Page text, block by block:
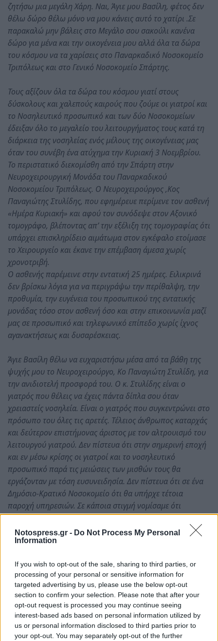
Notospress.gr - Do Not Process My Personal
Information
If you wish to opt-out of the sale, sharing to third parties, or
processing of your personal or sensitive information for
targeted advertising by us, please use the below opt-out
section to confirm your selection. Please note that after your
opt-out request is processed you may continue seeing
interest-based ads based on personal information utilized by
us or personal information disclosed to third parties prior to
your opt-out. You may separately opt-out of the further
ζητήσω μια μεγάλη Χάρη. Ναι, Άγιε μου Βασίλη, φέτος δεν
θέλω δώρο θέλω μόνο να μου κάνεις αυτό το χατίρι .Σε
παρακαλώ μην βάλεις στο Μεγάλο σου σακούλι κανένα
δώρο για μένα και την οικογένεια μου αλλά όλα τα δώρα
του κόσμου να τα χαρίσεις στο Παναρκαδικό Νοσοκομείο
Τριπόλεως και στο Γενικό Νοσοκομείο Σπάρτης.
Τους αξίζουν όλα τα δώρα του κόσμου γιατί στους
δύσκολους και χαλεπούς καιρούς που ζούμε οι γιατροί και
το Νοσηλευτικό προσωπικό και των δύο Νοσοκομείων
έδειξαν όλο το μεγαλείο του λειτουργήματος τους κατά τη
διάρκεια της νοσηλείας ενός μέλους της οικογένειας μας
όταν του συνέβη ένα ατύχημα την Κυριακή 3 Νοεμβρίου.
Το περιστατικό διεκομίσθη από την Σπάρτη στην
Νευροχειρουργική Μονάδα του Παναρκαδικού
Νοσοκομείου Τριπόλεως. Ο Νευροχειρούργος ,Κος
Παναγιώτης Στυλίδης, που εφημέρευε περίμενε τον ασθενή
«Ημέρα Κυριακή» και αφού τον συνόδεψε στον Αξονικό
τομογράφο, βλέποντας απ’ την εξέλιξη της τομογραφίας ότι
υπάρχει επισκληρίδειο αιμάτωμα στον εγκέφαλο ετοίμασε
το Χειρουργείο και έκανε την επέμβαση άμεσα χωρίς
χρονοτριβή.
Ο ασθενής παρέμεινε στην εντατική 25 ημέρες. Ειλικρινά
δεν βρίσκω λόγια για να περιγράψω την περίθαλψη, την
προθυμία, την ευγένεια του προσωπικού της εντατικής
μονάδας τόσο στον ασθενή όσο και στην επικοινωνία μαζί
μας σε προσωπικό και τηλεφωνικό επίπεδο χωρίς ίχνος
αγανακτήσεως και δυσαρέσκειας.
Άγιε Βασίλη θέλω να ευχαριστήσω μέσα από τα βάθη της
ψυχής μου το Νευροχειρούργο, Κο Παναγιώτη Στυλίδη, για
την ανιδιοτελή προσφορά του. Ο κ. Στυλίδης είναι ο
γιατρός που θέλεις να έχεις πάντα δίπλα σου όταν
χρειαστείς νοσηλεία. Είναι ο γιατρός που συγκεντρώνει στο
πρόσωπο του όλες τις αρετές. Τέλειος άνθρωπος καταρχάς
και δεύτερον επιστήμονας άριστος με τον αλτρουισμό του
λειτουργού γιατρού. Δεν πίστευα ότι στην σημερινή εποχή
και εν μέσω κρίσης οι γιατροί και το νοσηλευτικό
προσωπικό παρά τις μειώσεις των μισθών τους θα
εργάζονταν με τόση ευσυνειδησία. Δεν πίστευα ότι σε ένα
Δημόσιο-Κρατικό Νοσοκομείο ότι θα υπήρχε τέτοια
παροχή υπηρεσιών. Σε κάποια στιγμή νομίσαμε ότι
βρισκόμαστε σε ιδιωτική Κλινική.
Και όταν το περιστατικό επέστρεψε στην Σπάρτη, η
έδειξε το ίδιο μεγαλείο προσφοράς. Μείναμε 8 μέρες στην
Χειρουργική Κλινική όπου και κατέληξε ο ασθενής. Όμως
θέλω να εκφράσω τις εγκάρδιες ευχαριστίες μας στον Δ/ντη
Κ. Γεώργιο Σολωμού, στον Επιμελητή Κ. Σωτηριανάκο και
ανεξαιρέτως σ’ όλο το νοσηλευτικό προσωπικό της
Χειρουργικής Κλινικής που σε κάθε στιγμή ανάγκης